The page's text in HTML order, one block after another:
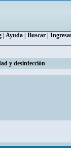
Ayuda Buscar
y desinfección